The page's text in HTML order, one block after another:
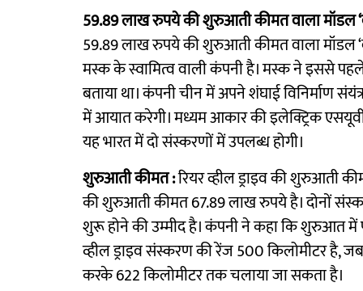
59.89 लाख रुपये की शुरुआती कीमत वाला मॉडल
59.89 लाख रुपये की शुरुआती कीमत वाला मॉडल
मस्क के स्वामित्व वाली कंपनी है। मस्क ने इससे
बताया था। कंपनी चीन में अपने शंघाई विनिर्माण
में आयात करेगी। मध्यम आकार की इलेक्ट्रिक
यह भारत में दो संस्करणों में उपलब्ध होगी।
शुरुआती कीमत :रियर व्हील ड्राइव की शुरुआती
की शुरुआती कीमत 67.89 लाख रुपये है। दोनों
शुरू होने की उम्मीद है। कंपनी ने कहा कि शुरुआत में
व्हील ड्राइव संस्करण की रेंज 500 किलोमीटर है,
करके 622 किलोमीटर तक चलाया जा सकता है।